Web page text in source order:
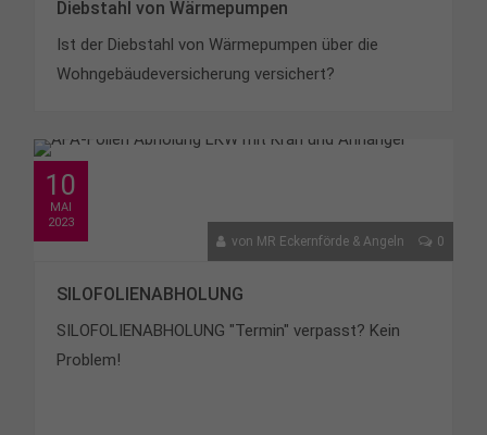
Diebstahl von Wärmepumpen
Ist der Diebstahl von Wärmepumpen über die
Wohngebäudeversicherung versichert?
10
MAI
2023
von MR Eckernförde & Angeln 0
SILOFOLIENABHOLUNG
SILOFOLIENABHOLUNG "Termin" verpasst? Kein
Problem!